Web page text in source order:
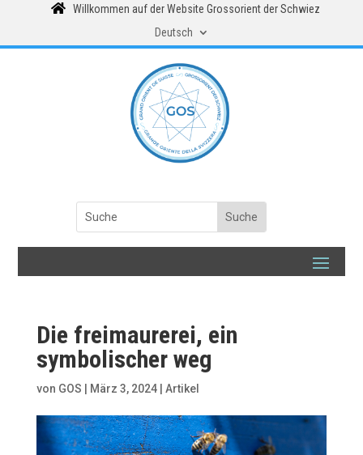
 Willkommen auf der Website Grossorient der Schwiez
Deutsch
Die freimaurerei, ein
symbolischer weg
von GOS März 3, 2024| Artikel